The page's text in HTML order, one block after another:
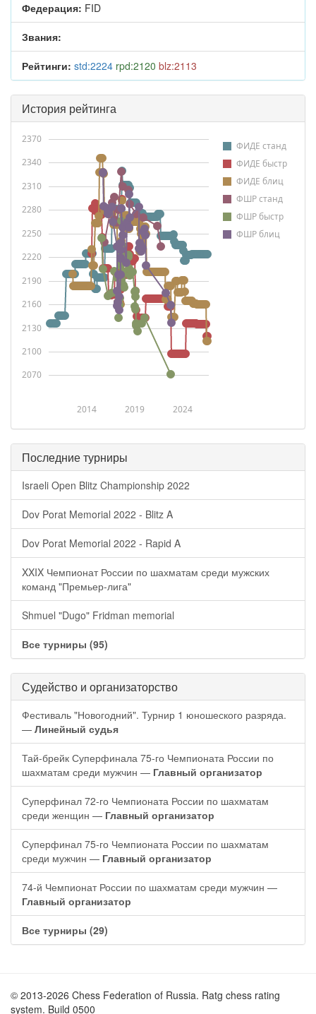
Федерация: FID
Звания:
Рейтинги: std:2224 rpd:2120 blz:2113
История рейтинга
ФИДЕ станд
ФИДЕ быстр
ФИДЕ блиц
ФШР станд
ФШР быстр
ФШР блиц
2014 2019 2024
2070
2100
2130
2160
2190
2220
2250
2280
2310
2340
2370
Последние турниры
Israeli Open Blitz Championship 2022
Dov Porat Memorial 2022 - Blitz A
Dov Porat Memorial 2022 - Rapid A
XXIX Чемпионат России по шахматам среди мужских
команд "Премьер-лига"
Shmuel "Dugo" Fridman memorial
Все турниры (95)
Судейство и организаторство
Фестиваль "Новогодний". Турнир 1 юношеского разряда.
— Линейный судья
Тай-брейк Суперфинала 75-го Чемпионата России по
шахматам среди мужчин — Главный организатор
Суперфинал 72-го Чемпионата России по шахматам
среди женщин — Главный организатор
Суперфинал 75-го Чемпионата России по шахматам
среди мужчин — Главный организатор
74-й Чемпионат России по шахматам среди мужчин —
Главный организатор
Все турниры (29)
© 2013-2026 Chess Federation of Russia. Ratg chess rating
system. Build 0500